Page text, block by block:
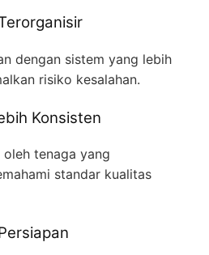
dengan sistem yang lebih
risiko kesalahan.
Konsisten
tenaga yang
standar kualitas